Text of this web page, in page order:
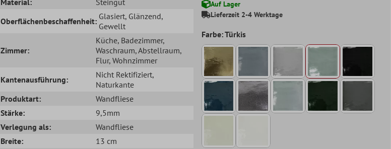
Oberflächenbeschaffenheit: Glasiert, Glänzend,
Gewellt
Zimmer:
Küche, Badezimmer,
Waschraum, Abstellraum,
Flur, Wohnzimmer
Kantenausführung:
Nicht Rektifiziert,
Naturkante
Produktart:
Wandfliese
Stärke:
9,5mm
Verlegung als:
Wandfliese
Breite:
13 cm
Auf Lager
Lieferzeit 2-4 Werktage
Farbe: Türkis